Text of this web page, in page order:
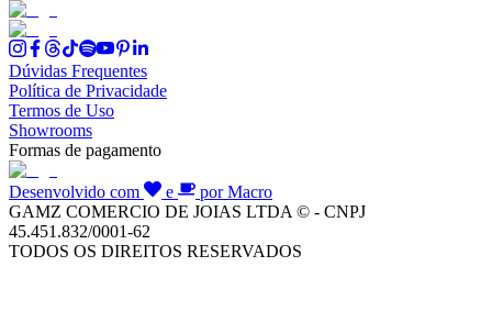
Dúvidas Frequentes
Política de Privacidade
Termos de Uso
Showrooms
Formas de pagamento
Desenvolvido com e
por Macro
GAMZ COMERCIO DE JOIAS LTDA © - CNPJ
45.451.832/0001-62
TODOS OS DIREITOS RESERVADOS